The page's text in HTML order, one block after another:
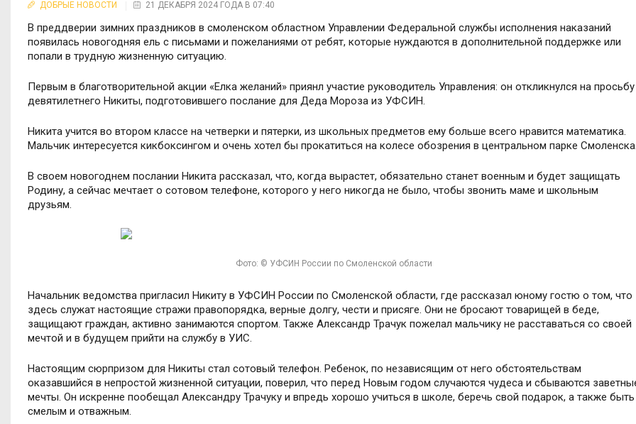
ДОБРЫЕ НОВОСТИ 21 ДЕКАБРЯ 2024 ГОДА В 07:40
В преддверии зимних праздников в смоленском областном Управлении Федеральной службы исполнения наказаний
появилась новогодняя ель с письмами и пожеланиями от ребят, которые нуждаются в дополнительной поддержке или
попали в трудную жизненную ситуацию.
Первым в благотворительной акции «Елка желаний» приянл участие руководитель Управления: он откликнулся на просьбу
девятилетнего Никиты, подготовившего послание для Деда Мороза из УФСИН.
Никита учится во втором классе на четверки и пятерки, из школьных предметов ему больше всего нравится математика.
Мальчик интересуется кикбоксингом и очень хотел бы прокатиться на колесе обозрения в центральном парке Смоленска.
В своем новогоднем послании Никита рассказал, что, когда вырастет, обязательно станет военным и будет защищать
Родину, а сейчас мечтает о сотовом телефоне, которого у него никогда не было, чтобы звонить маме и школьным
друзьям.
Фото: © УФСИН России по Смоленской области
Начальник ведомства пригласил Никиту в УФСИН России по Смоленской области, где рассказал юному гостю о том, что
здесь служат настоящие стражи правопорядка, верные долгу, чести и присяге. Они не бросают товарищей в беде,
защищают граждан, активно занимаются спортом. Также Александр Трачук пожелал мальчику не расставаться со своей
мечтой и в будущем прийти на службу в УИС.
Настоящим сюрпризом для Никиты стал сотовый телефон. Ребенок, по независящим от него обстоятельствам
оказавшийся в непростой жизненной ситуации, поверил, что перед Новым годом случаются чудеса и сбываются
мечты. Он искренне пообещал Александру Трачуку и впредь хорошо учиться в школе, беречь свой подарок, а также быть
смелым и отважным.